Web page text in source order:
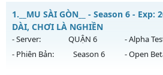
1. __MU SÀI GÒN__ - Season 6 -
DÀI, CHƠI LÀ NGHIỀN
- Server: QUẬN 6 - Alpha
- Phiên Bản:
Season 6 - Open